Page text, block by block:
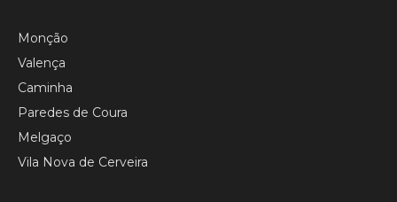
Monção
Valença
Caminha
Paredes de Coura
Melgaço
Vila Nova de Cerveira